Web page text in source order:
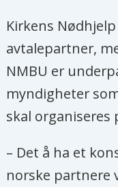
Kirkens
avtalepartner,
NMBU er
myndigheter
skal organiseres
– Det å ha et
norske partnere